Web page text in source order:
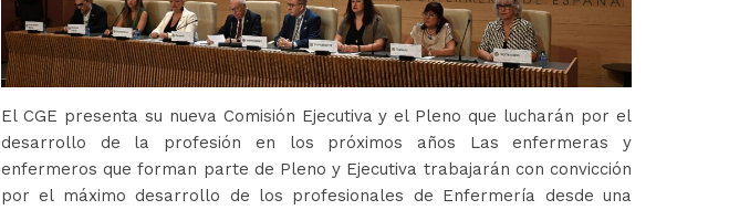
El CGE presenta su nueva Comisión Ejecutiva y el Pleno que lucharán por el
desarrollo de la profesión en los próximos años Las enfermeras y
enfermeros que forman parte de Pleno y Ejecutiva trabajarán con convicción
por el máximo desarrollo de los profesionales de Enfermería desde una